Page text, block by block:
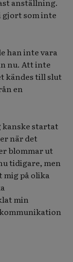
anställning.
gjort som inte
han inte vara
nu. Att inte
kändes till slut
en
kanske startat
när det
blommar ut
tidigare, men
på olika
min